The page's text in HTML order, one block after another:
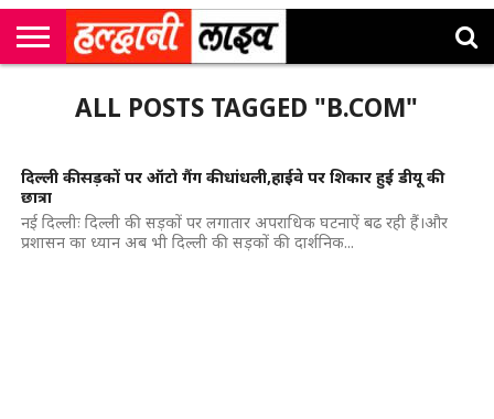
उत्तराखंड
मनोरंजन
सम्पादकीय
अलर्ट्सALL POSTS TAGGED "B.COM"
दिल्ली की सड़कों पर ऑटो गैंग की धांधली,हाईवे पर शिकार हुई डीयू की
छात्रा
नई दिल्लीः दिल्ली की सड़कों पर लगातार अपराधिक घटनाऐं बढ रही हैं।और
प्रशासन का ध्यान अब भी दिल्ली की सड़कों की दार्शनिक...